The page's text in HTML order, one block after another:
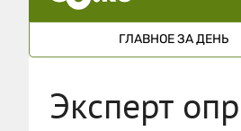
ГЛАВНОЕ ЗА ДЕНЬ
Эксперт